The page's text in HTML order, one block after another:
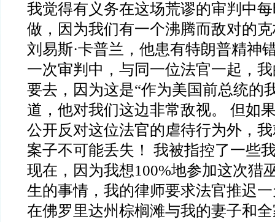
我觉得有义务在这场荒谬的审判中
做，因为我们有一个沸腾而敌对的
刘易斯·卡普兰，他患有特朗普精神
一次审判中，与同一位法官一起，
要去，因为这是“作为美国前总统的
道，他对我们这边非常敌视。 但如
公开反对这位法官的虐待行为外，
案子不可能丢失！ 我被指控了一些
现在，因为我想100%地参加这次猎
生的事情，我的律师要求法官推迟
在佛罗里达州棕榈滩与我的妻子和